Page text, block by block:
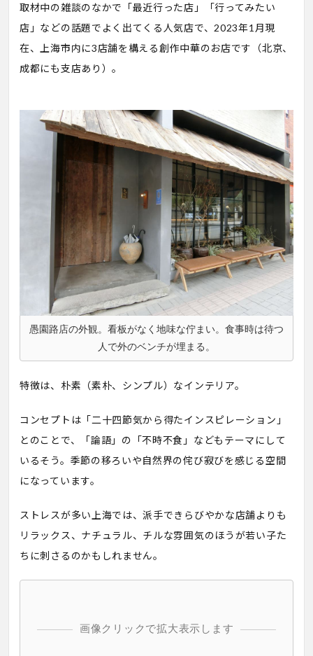
取材中の雑談のなかで「最近行った店」「行ってみたい
店」などの話題でよく出てくる人気店で、2023年1月現
在、上海市内に3店舗を構える創作中華のお店です（北京、
成都にも支店あり）。
愚園路店の外観。看板がなく地味な佇まい。食事時は待つ
人で外のベンチが埋まる。
特徴は、朴素（素朴、シンプル）なインテリア。
コンセプトは「二十四節気から得たインスピレーション」
とのことで、「論語」の「不時不食」などもテーマにして
いるそう。季節の移ろいや自然界の侘び寂びを感じる空間
になっています。
ストレスが多い上海では、派手できらびやかな店舗よりも
リラックス、ナチュラル、チルな雰囲気のほうが若い子た
ちに刺さるのかもしれません。
画像クリックで拡大表示します